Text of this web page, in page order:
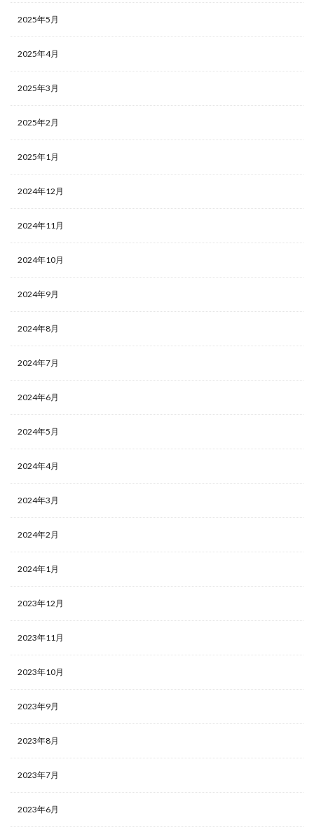
2025年5月
2025年4月
2025年3月
2025年2月
2025年1月
2024年12月
2024年11月
2024年10月
2024年9月
2024年8月
2024年7月
2024年6月
2024年5月
2024年4月
2024年3月
2024年2月
2024年1月
2023年12月
2023年11月
2023年10月
2023年9月
2023年8月
2023年7月
2023年6月